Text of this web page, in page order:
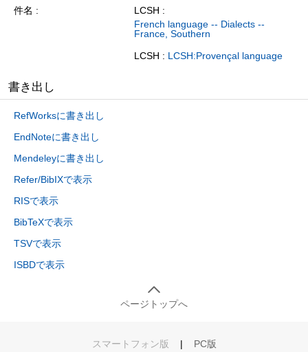
件名
LCSH :
French language -- Dialects --
France, Southern
LCSH : LCSH:Provençal language
書き出し
RefWorksに書き出し
EndNoteに書き出し
Mendeleyに書き出し
Refer/BibIXで表示
RISで表示
BibTeXで表示
TSVで表示
ISBDで表示
ページトップへ
スマートフォン版 | PC版